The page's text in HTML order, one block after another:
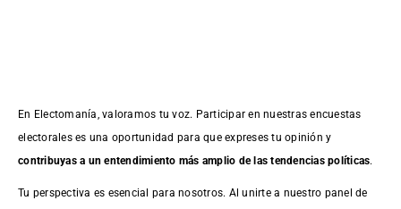
En Electomanía, valoramos tu voz. Participar en nuestras encuestas
electorales es una oportunidad para que expreses tu opinión y
contribuyas a un entendimiento más amplio de las tendencias políticas.
Tu perspectiva es esencial para nosotros. Al unirte a nuestro panel de